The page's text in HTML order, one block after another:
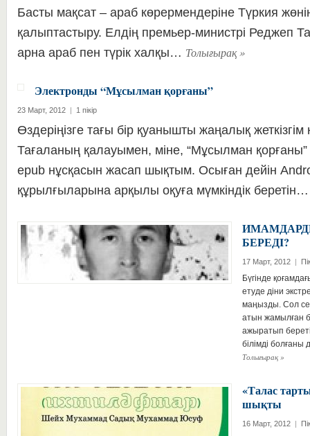
Басты мақсат – араб көрермендеріне Түркия
қалыптастыру. Елдің премьер-министрі Реджеп
арна араб пен түрік халқы… Толығырақ»
Электронды “Мұсылман қорғаны”
23 Март, 2012 | 1 пікір
Өздеріңізге тағы бір қуанышты жаңалық
Тағаланың қалауымен, міне, “Мұсылман
epub нұсқасын жасап шықтым. Осыған дейін
құрылғыларына арқылы оқуға мүмкіндік
БЕРЕДI?
17 Март, 2012 |
Бүгiнде
етуде дiни
маңызды. Сол
атын жамылған
ажыратып
бiлiмдi болғаны
Толығырақ »
«Талас
шықты
16 Март, 2012 |